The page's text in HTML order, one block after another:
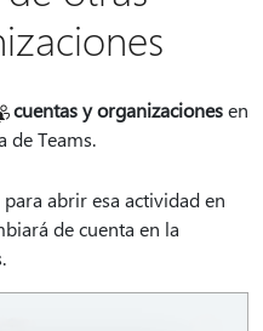
cuentas y organizacionesen
de Teams.
abrir esa actividad en
de cuenta en la